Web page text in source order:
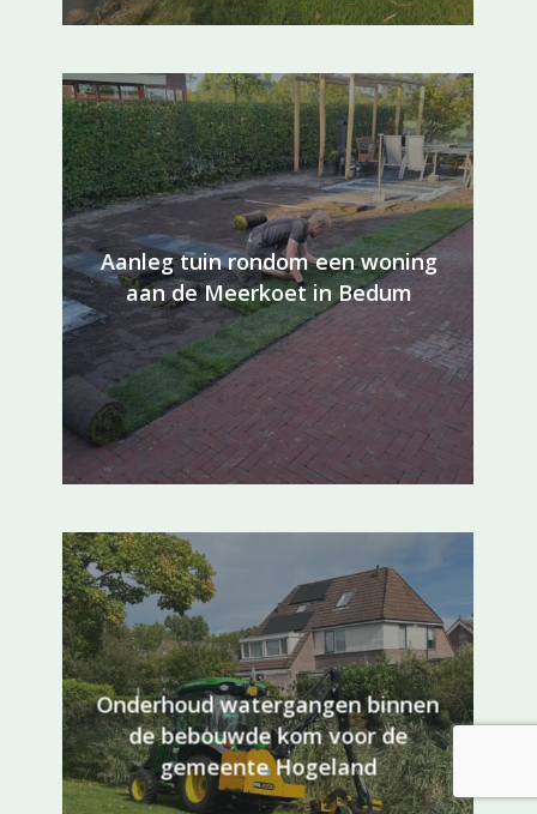
Aanleg tuin rondom een woning
aan de Meerkoet in Bedum
Onderhoud watergangen binnen
de bebouwde kom voor de
gemeente Hogeland